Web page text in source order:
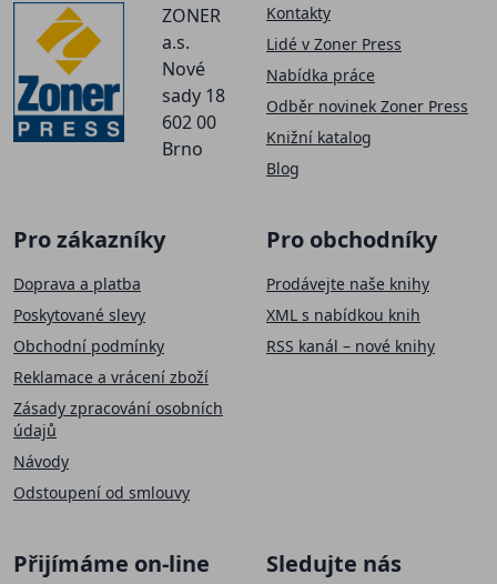
ZONER
a.s.
Nové
sady 18
602 00
Brno
Kontakty
Lidé v Zoner Press
Nabídka práce
Odběr novinek Zoner Press
Knižní katalog
Blog
Pro zákazníky
Doprava a platba
Poskytované slevy
Obchodní podmínky
Reklamace a vrácení zboží
Zásady zpracování osobních
údajů
Návody
Odstoupení od smlouvy
Pro obchodníky
Prodávejte naše knihy
XML s nabídkou knih
RSS kanál – nové knihy
Přijímáme on-line
Sledujte nás